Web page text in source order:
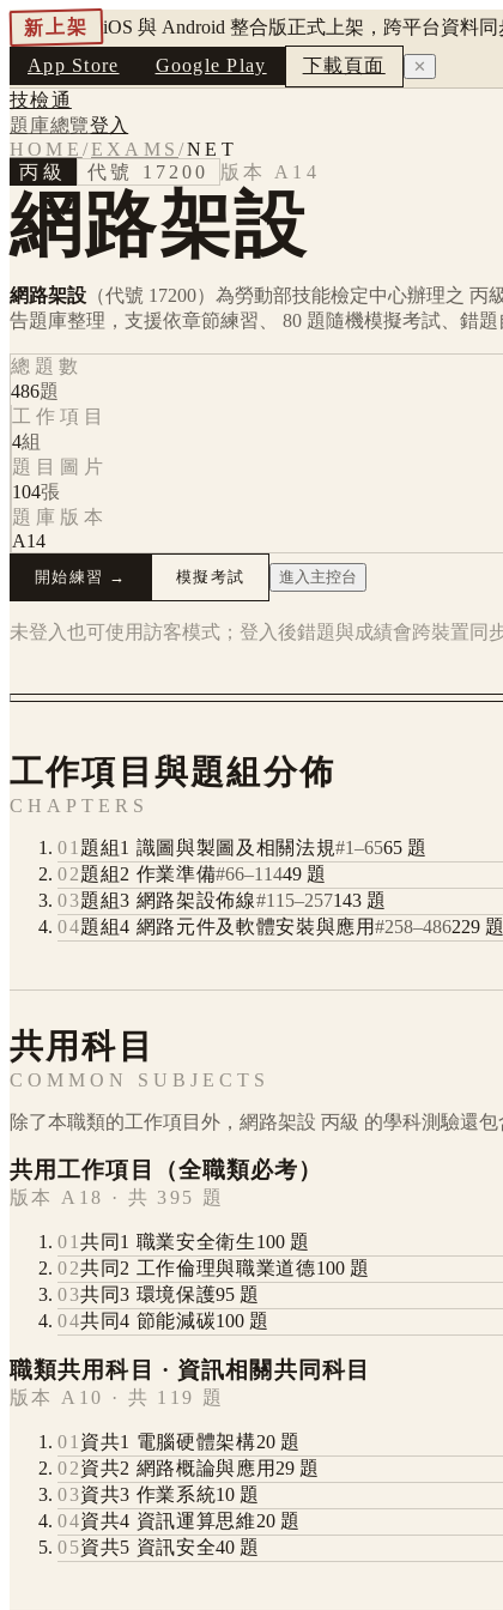
新上架 iOS 與 Android 整合版正式上架，跨平台資料同
App Store
Google Play 下載頁面 ✕
技檢通
題庫總覽登入
HOME /EXAMS/NET
丙級
代號 17200 版本 A14
網路架設
網路架設 （代號 17200） 為勞動部技能檢定中心辦理之 丙
告題庫整理，支援依章節練習、 80 題隨機模擬考試、錯題
總題數
486題
工作項目
4組
題目圖片
104張
題庫版本
A14
開始練習 → 模擬考試 進入主控台
未登入也可使用訪客模式；登入後錯題與成績會跨裝置同步
工作項目與題組分佈
CHAPTERS
01 題組1 識圖與製圖及相關法規#1–6565 題
02題組2 作業準備#66–11449 題
03題組3 網路架設佈線#115–257143題
04題組4 網路元件及軟體安裝與應用#258–486229 題
共用科目
COMMON SUBJECTS
除了本職類的工作項目外， 網路架設 丙級 的學科測驗還
共用工作項目（全職類必考）
版本 A18 · 共 395 題
01共同1 職業安全衛生100題
02共同2 工作倫理與職業道德100題
03共同3 環境保護95 題
04共同4 節能減碳100 題
職類共用科目 · 資訊相關共同科目
版本 A10 · 共 119 題
01 資共1 電腦硬體架構20題
02資共2 網路概論與應用 29 題
03資共3 作業系統10 題
04資共4 資訊運算思維20題
05資共5 資訊安全40 題